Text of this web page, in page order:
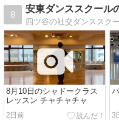
8
安東ダンススクール
8月10日のシャドークラス
レッスン チャチャチャ
2日前
3